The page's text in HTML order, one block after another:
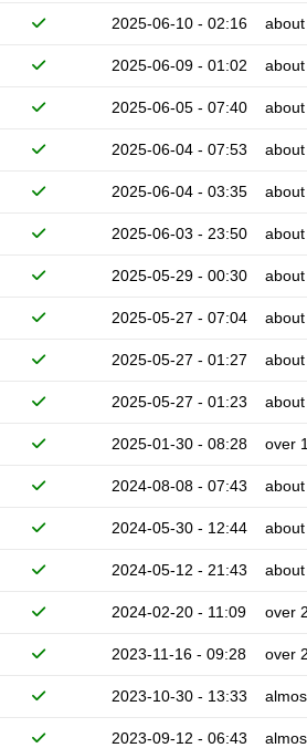
2025-06-10 - 02:16
2025-06-09 - 01:02
2025-06-05 - 07:40
2025-06-04 - 07:53
2025-06-04 - 03:35
2025-06-03 - 23:50
2025-05-29 - 00:30
2025-05-27 - 07:04
2025-05-27 - 01:27
2025-05-27 - 01:23
2025-01-30 - 08:28 over
2024-08-08 - 07:43
2024-05-30 - 12:44
2024-05-12 - 21:43
2024-02-20 - 11:09 over
2023-11-16 - 09:28 over
2023-10-30 - 13:33
2023-09-12 - 06:43